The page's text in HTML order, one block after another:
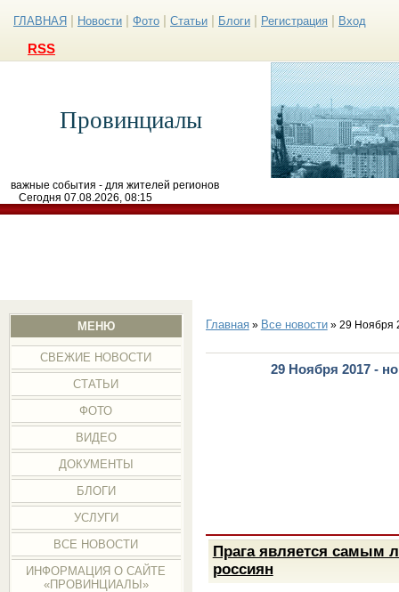
ГЛАВНАЯ Новости Фото Статьи Блоги Регистрация Вход
RSS
Провинциалы
важные события - для жителей регионов
Сегодня 07.08.2026, 08:15
МЕНЮ
СВЕЖИЕ НОВОСТИ
СТАТЬИ
ФОТО
ВИДЕО
ДОКУМЕНТЫ
БЛОГИ
УСЛУГИ
ВСЕ НОВОСТИ
ИНФОРМАЦИЯ О САЙТЕ
«ПРОВИНЦИАЛЫ»
Главная» Все новости» 29 Ноября
29 Ноября 2017 -
Прага является самым
россиян